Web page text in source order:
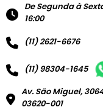
De Segunda à
16:00
(11) 2621-6676
(11) 98304-1645
Av. São Miguel,
03620-001